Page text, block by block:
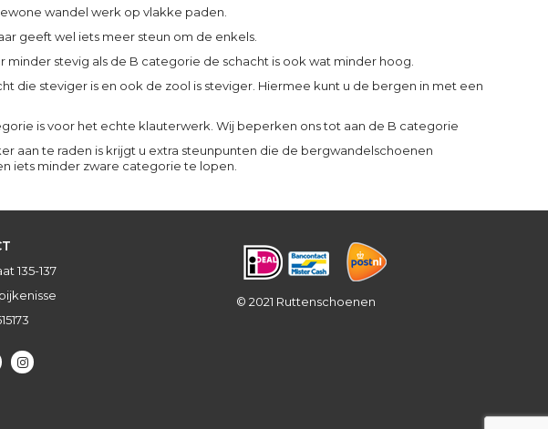
wandel werk op vlakke paden.
geeft wel iets meer steun om de enkels.
stevig als de B categorie de schacht is ook wat minder hoog.
die steviger is en ook de zool is steviger. Hiermee kunt u de bergen in met een
is voor het echte klauterwerk. Wij beperken ons tot aan de B categorie
aan te raden is krijgt u extra steunpunten die de bergwandelschoenen
iets minder zware categorie te lopen.
135-137
© 2021 Ruttenschoenen